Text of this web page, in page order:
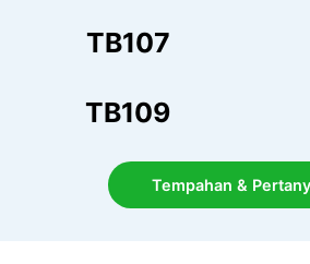
TB107
TB109
Tempahan &